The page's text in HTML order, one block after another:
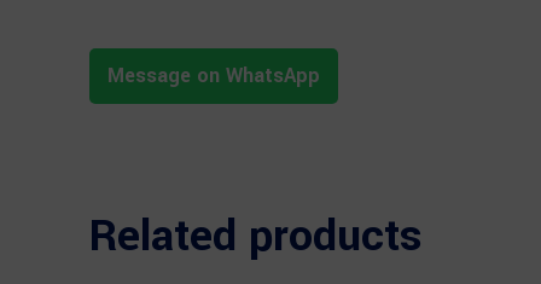
Message on WhatsApp
Related products